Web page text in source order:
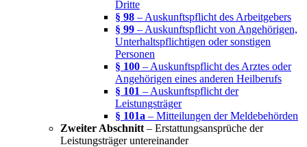
Dritte
§ 98 – Auskunftspflicht des Arbeitgebers
§ 99 – Auskunftspflicht von Angehörigen,
Unterhaltspflichtigen oder sonstigen
Personen
§ 100 – Auskunftspflicht des Arztes oder
Angehörigen eines anderen Heilberufs
§ 101 – Auskunftspflicht der
Leistungsträger
§ 101a – Mitteilungen der Meldebehörden
Zweiter Abschnitt – Erstattungsansprüche der
Leistungsträger untereinander